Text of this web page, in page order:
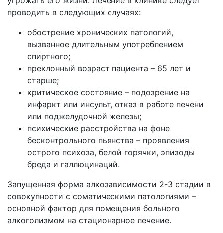
проводить в следующих случаях:
обострение хронических патологий,
вызванное длительным употреблением
спиртного;
преклонный возраст пациента – 65 лет и
старше;
критическое состояние – подозрение на
инфаркт или инсульт, отказ в работе печени
или поджелудочной железы;
психические расстройства на фоне
бесконтрольного пьянства – проявления
острого психоза, белой горячки, эпизоды
бреда и галлюцинаций.
Запущенная форма алкозависимости 2-3 стадии в
совокупности с соматическими патологиями –
основной фактор для помещения больного
алкоголизмом на стационарное лечение.